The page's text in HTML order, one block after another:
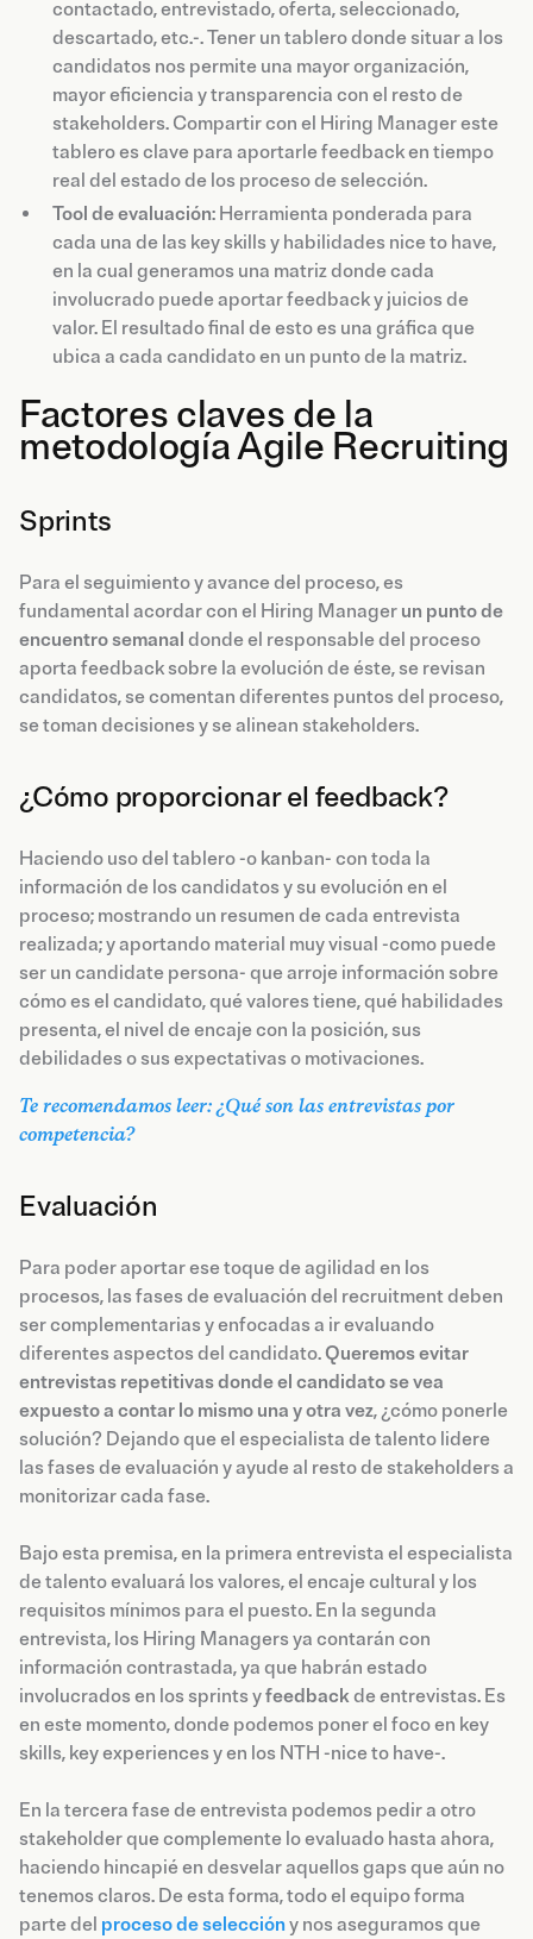
contactado, entrevistado, oferta, seleccionado,
descartado, etc.-. Tener un tablero donde situar a los
candidatos nos permite una mayor organización,
mayor eficiencia y transparencia con el resto de
stakeholders. Compartir con el Hiring Manager este
tablero es clave para aportarle feedback en tiempo
real del estado de los proceso de selección.
Tool de evaluación: Herramienta ponderada para
cada una de las key skills y habilidades nice to have,
en la cual generamos una matriz donde cada
involucrado puede aportar feedback y juicios de
valor. El resultado final de esto es una gráfica que
ubica a cada candidato en un punto de la matriz.
Factores claves de la
metodología Agile Recruiting
Sprints
Para el seguimiento y avance del proceso, es
fundamental acordar con el Hiring Manager un punto de
encuentro semanal donde el responsable del proceso
aporta feedback sobre la evolución de éste, se revisan
candidatos, se comentan diferentes puntos del proceso,
se toman decisiones y se alinean stakeholders.
¿Cómo proporcionar el feedback?
Haciendo uso del tablero -o kanban- con toda la
información de los candidatos y su evolución en el
proceso; mostrando un resumen de cada entrevista
realizada; y aportando material muy visual -como puede
ser un candidate persona- que arroje información sobre
cómo es el candidato, qué valores tiene, qué habilidades
presenta, el nivel de encaje con la posición, sus
debilidades o sus expectativas o motivaciones.
Te recomendamos leer: ¿Qué son las entrevistas por
competencia?
Evaluación
Para poder aportar ese toque de agilidad en los
procesos, las fases de evaluación del recruitment deben
ser complementarias y enfocadas a ir evaluando
diferentes aspectos del candidato. Queremos evitar
entrevistas repetitivas donde el candidato se vea
expuesto a contar lo mismo una y otra vez, ¿cómo ponerle
solución? Dejando que el especialista de talento lidere
las fases de evaluación y ayude al resto de stakeholders a
monitorizar cada fase.
Bajo esta premisa, en la primera entrevista el especialista
de talento evaluará los valores, el encaje cultural y los
requisitos mínimos para el puesto. En la segunda
entrevista, los Hiring Managers ya contarán con
información contrastada, ya que habrán estado
involucrados en los sprints yfeedbackde entrevistas. Es
en este momento, donde podemos poner el foco en key
skills, key experiences y en los NTH -nice to have-.
En la tercera fase de entrevista podemos pedir a otro
stakeholder que complemente lo evaluado hasta ahora,
haciendo hincapié en desvelar aquellos gaps que aún no
tenemos claros. De esta forma, todo el equipo forma
parte del proceso de seleccióny nos aseguramos que